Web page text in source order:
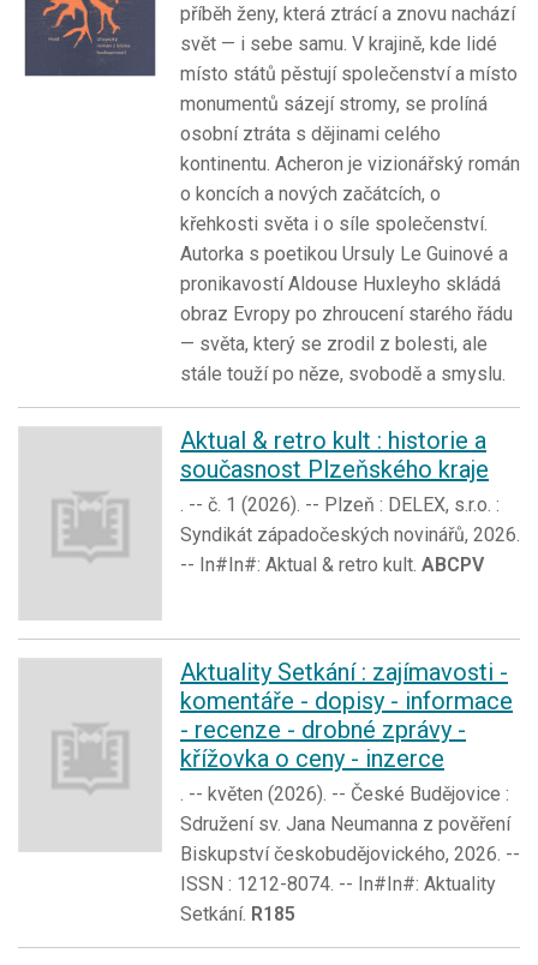
příběh ženy, která ztrácí a znovu nachází
svět — i sebe samu. V krajině, kde lidé
místo států pěstují společenství a místo
monumentů sázejí stromy, se prolíná
osobní ztráta s dějinami celého
kontinentu. Acheron je vizionářský román
o koncích a nových začátcích, o
křehkosti světa i o síle společenství.
Autorka s poetikou Ursuly Le Guinové a
pronikavostí Aldouse Huxleyho skládá
obraz Evropy po zhroucení starého řádu
— světa, který se zrodil z bolesti, ale
stále touží po něze, svobodě a smyslu.
Aktual & retro kult : historie a
současnost Plzeňského kraje
. -- č. 1 (2026). -- Plzeň : DELEX, s.r.o. :
Syndikát západočeských novinářů, 2026.
-- In#In#: Aktual & retro kult. ABCPV
Aktuality Setkání : zajímavosti -
komentáře - dopisy - informace
- recenze - drobné zprávy -
křížovka o ceny - inzerce
. -- květen (2026). -- České Budějovice :
Sdružení sv. Jana Neumanna z pověření
Biskupství českobudějovického, 2026. --
ISSN : 1212-8074. -- In#In#: Aktuality
Setkání. R185